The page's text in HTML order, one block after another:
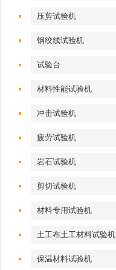
压剪试验机
钢绞线试验机
试验台
材料性能试验机
冲击试验机
疲劳试验机
岩石试验机
剪切试验机
材料专用试验机
土工布土工材料试验机
保温材料试验机